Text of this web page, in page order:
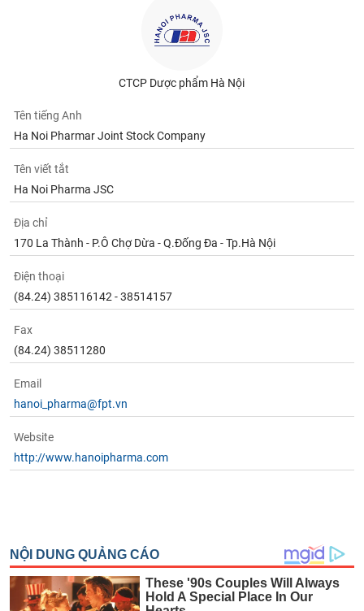
CTCP Dược phẩm Hà Nội
Tên tiếng Anh
Ha Noi Pharmar Joint Stock Company
Tên viết tắt
Ha Noi Pharma JSC
Địa chỉ
170 La Thành - P.Ô Chợ Dừa - Q.Đống Đa - Tp.Hà Nội
Điện thoại
(84.24) 385116142 - 38514157
Fax
(84.24) 38511280
Email
hanoi_pharma@fpt.vn
Website
http://www.hanoipharma.com